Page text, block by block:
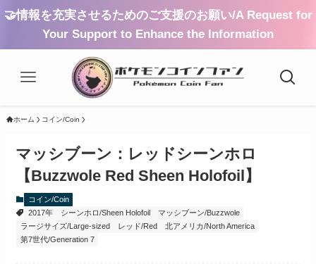
🤝情報を充実させるためのご支援のお願い/A Request for
Your Support to Enhance the Information
ホーム コイン/Coin
マッシブーン：レッドシーンホロ
【Buzzwole Red Sheen Holofoil】
コイン/Coin
2017年
シーンホロ/Sheen Holofoil
マッシブーン/Buzzwole
ラージサイズ/Large-sized
レッド/Red
北アメリカ/North America
第7世代/Generation 7